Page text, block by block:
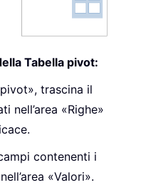
Tabella pivot:
trascina il
nell’area «Righe»
contenenti i
«Valori».